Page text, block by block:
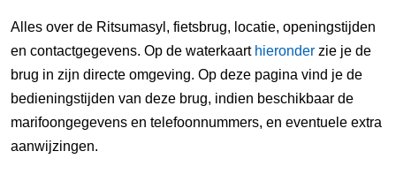
Alles over de Ritsumasyl, fietsbrug, locatie, openingstijden
en contactgegevens. Op de waterkaart hieronder zie je de
brug in zijn directe omgeving. Op deze pagina vind je de
bedieningstijden van deze brug, indien beschikbaar de
marifoongegevens en telefoonnummers, en eventuele extra
aanwijzingen.